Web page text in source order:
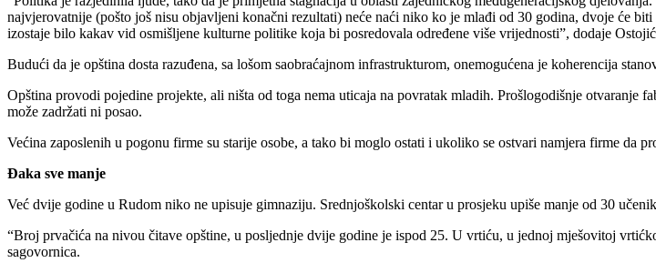
najvjerovatnije (pošto još nisu objavljeni konačni rezultati) neće naći niko ko je mlađi od 30 godina, dvoje će
izostaje bilo kakav vid osmišljene kulturne politike koja bi posredovala određene više vrijednosti”, dodaje
Budući da je opština dosta razuđena, sa lošom saobraćajnom infrastrukturom, onemogućena je koherencija
Opština provodi pojedine projekte, ali ništa od toga nema uticaja na povratak mladih. Prošlogodišnje otvaranje
može zadržati ni posao.
Većina zaposlenih u pogonu firme su starije osobe, a tako bi moglo ostati i ukoliko se ostvari namjera firme da
Đaka sve manje
Već dvije godine u Rudom niko ne upisuje gimnaziju. Srednjoškolski centar u prosjeku upiše manje od 30
“Broj prvačića na nivou čitave opštine, u posljednje dvije godine je ispod 25. U vrtiću, u jednoj mješovitoj
sagovornica.